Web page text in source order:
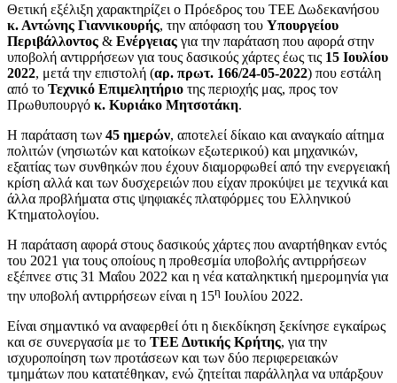
Θετική εξέλιξη χαρακτηρίζει ο Πρόεδρος του ΤΕΕ Δωδεκανήσου
κ. Αντώνης Γιαννικουρής, την απόφαση του Υπουργείου
Περιβάλλοντος & Ενέργειας για την παράταση που αφορά στην
υποβολή αντιρρήσεων για τους δασικούς χάρτες έως τις 15 Ιουλίου
2022, μετά την επιστολή (αρ. πρωτ. 166/24-05-2022) που εστάλη
από το Τεχνικό Επιμελητήριο της περιοχής μας, προς τον
Πρωθυπουργό κ. Κυριάκο Μητσοτάκη.
Η παράταση των 45 ημερών, αποτελεί δίκαιο και αναγκαίο αίτημα
πολιτών (νησιωτών και κατοίκων εξωτερικού) και μηχανικών,
εξαιτίας των συνθηκών που έχουν διαμορφωθεί από την ενεργειακή
κρίση αλλά και των δυσχερειών που είχαν προκύψει με τεχνικά και
άλλα προβλήματα στις ψηφιακές πλατφόρμες του Ελληνικού
Κτηματολογίου.
Η παράταση αφορά στους δασικούς χάρτες που αναρτήθηκαν εντός
του 2021 για τους οποίους η προθεσμία υποβολής αντιρρήσεων
εξέπνεε στις 31 Μαΐου 2022 και η νέα καταληκτική ημερομηνία για
την υποβολή αντιρρήσεων είναι η 15η Ιουλίου 2022.
Είναι σημαντικό να αναφερθεί ότι η διεκδίκηση ξεκίνησε εγκαίρως
και σε συνεργασία με το ΤΕΕ Δυτικής Κρήτης, για την
ισχυροποίηση των προτάσεων και των δύο περιφερειακών
τμημάτων που κατατέθηκαν, ενώ ζητείται παράλληλα να υπάρξουν